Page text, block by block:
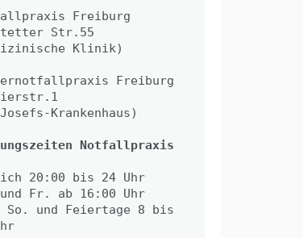
Freiburg
Str.55
Klinik)
Freiburg
Krankenhaus)
Notfallpraxis
20:00 bis 24 Uhr
Fr. ab 16:00 Uhr
So. und Feiertage 8 bis